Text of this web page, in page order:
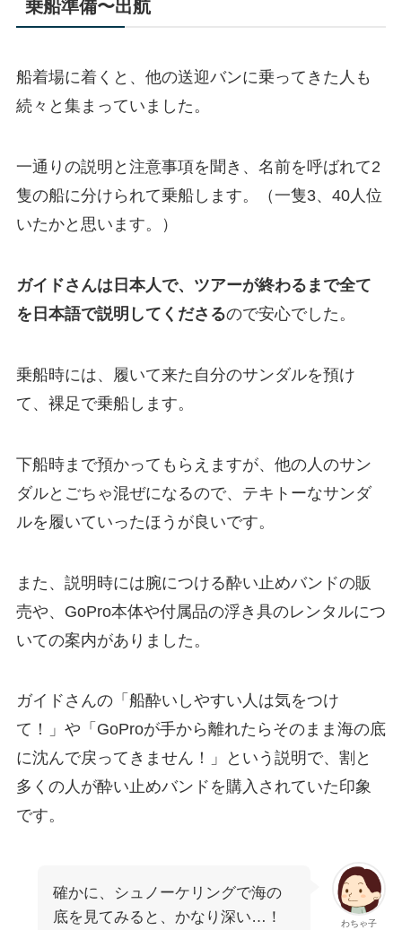
乗船準備〜出航
船着場に着くと、他の送迎バンに乗ってきた人も
続々と集まっていました。
一通りの説明と注意事項を聞き、名前を呼ばれて2
隻の船に分けられて乗船します。（一隻3、40人位
いたかと思います。）
ガイドさんは日本人で、ツアーが終わるまで全て
を日本語で説明してくださるので安心でした。
乗船時には、履いて来た自分のサンダルを預け
て、裸足で乗船します。
下船時まで預かってもらえますが、他の人のサン
ダルとごちゃ混ぜになるので、テキトーなサンダ
ルを履いていったほうが良いです。
また、説明時には腕につける酔い止めバンドの販
売や、GoPro本体や付属品の浮き具のレンタルにつ
いての案内がありました。
ガイドさんの「船酔いしやすい人は気をつけ
て！」や「GoProが手から離れたらそのまま海の底
に沈んで戻ってきません！」という説明で、割と
多くの人が酔い止めバンドを購入されていた印象
です。
わちゃ子
確かに、シュノーケリングで海の
底を見てみると、かなり深い…！